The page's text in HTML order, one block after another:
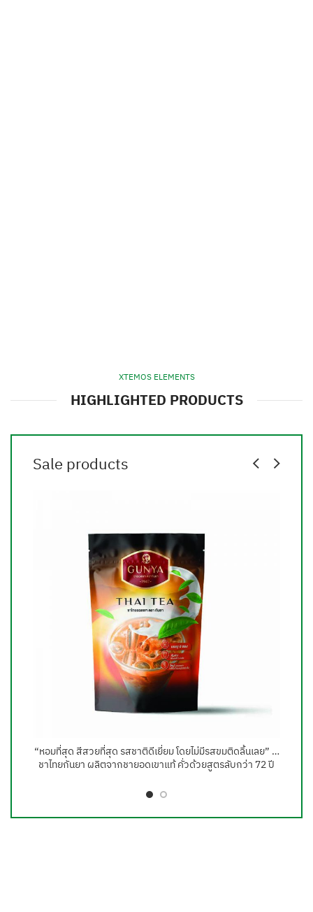
XTEMOS ELEMENTS
HIGHLIGHTED PRODUCTS
Sale products
“หอมที่สุด สีสวยที่สุด รสชาติดีเยี่ยม โดยไม่มีรสขมติดลิ้นเลย” …
ชาไทยกันยา ผลิตจากชายอดเขาแท้ คั่วด้วยสูตรลับกว่า 72 ปี